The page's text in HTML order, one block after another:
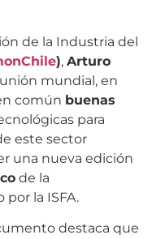
de la Industria del
), Arturo
mundial, en
común buenas
para
este sector
una nueva edición
de la
la ISFA.
destaca que